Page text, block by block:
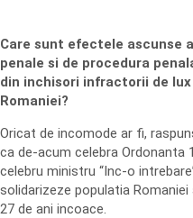
Care sunt efectele ascunse
penale si de procedura
din inchisori infractorii de
Romaniei?
Oricat de incomode ar fi,
ca de-acum celebra Ordonanta
celebru ministru “Inc-o
solidarizeze populatia
27 de ani incoace.